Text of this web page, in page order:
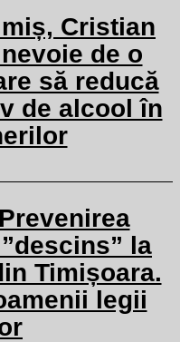
Cristian
de o
să reducă
de alcool în
la
Timișoara.
legii